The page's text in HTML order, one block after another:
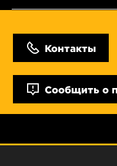
Контакты
Сообщить о